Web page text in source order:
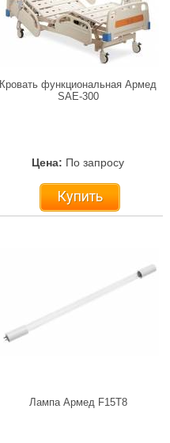
Кровать функциональная Армед
SAE-300
Цена: По запросу
Купить
Лампа Армед F15T8